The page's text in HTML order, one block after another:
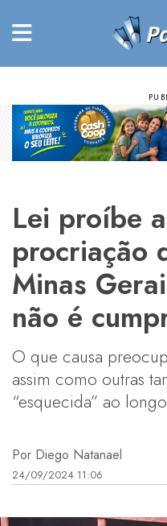
Lei proíbe
procriação
Minas
não é
O que causa
assim como outras
“esquecida” ao
Por Diego Natanael
24/09/2024 11:06